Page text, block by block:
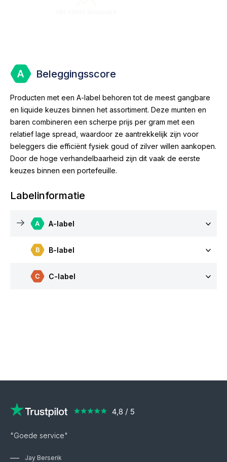
Beleggingsscore
Producten met een A-label behoren tot de meest gangbare
en liquide keuzes binnen het assortiment. Deze munten en
baren combineren een scherpe prijs per gram met een
relatief lage spread, waardoor ze aantrekkelijk zijn voor
beleggers die efficiënt fysiek goud of zilver willen aankopen.
Door de hoge verhandelbaarheid zijn dit vaak de eerste
keuzes binnen een portefeuille.
Labelinformatie
A-label
B-label
C-label
"Goede service"
Jay Berserik